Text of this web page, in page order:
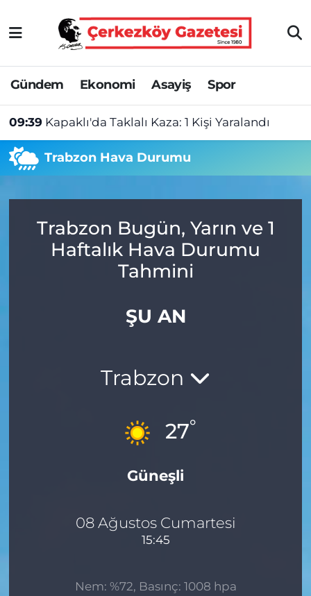
Gündem Ekonomi Asayiş Spor
09:39 Kapaklı'da Taklalı Kaza: 1 Kişi Yaralandı
Trabzon Hava Durumu
Trabzon Bugün, Yarın ve 1
Haftalık Hava Durumu
Tahmini
ŞU AN
Trabzon
27°
Güneşli
08 Ağustos Cumartesi
15:45
Nem: %72, Basınç: 1008 hpa
Asayiş
Ekonomi
Gündem
Haber
Manşet
Topluluk Kuralları
Tekirdağ Nöbetçi Eczaneler
Tekirdağ Hava Durumu
Tekirdağ Namaz Vakitleri
Tekirdağ Trafik Yoğunluk Haritası
Tüm Manşetler
Son Dakika Haberleri